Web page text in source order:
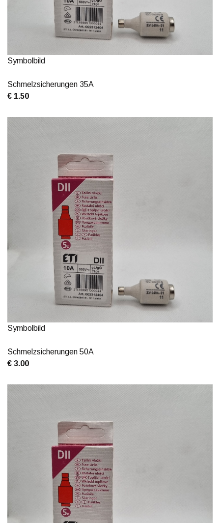
Symbolbild
Schmelzsicherungen 35A
€ 1.50
Symbolbild
Schmelzsicherungen 50A
€ 3.00